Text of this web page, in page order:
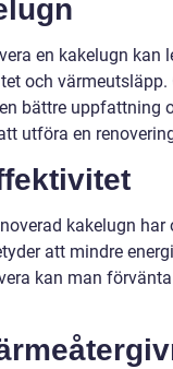
en kakelugn kan
och
bättre uppfattning
utföra en
kakelugn
att mindre
kan man